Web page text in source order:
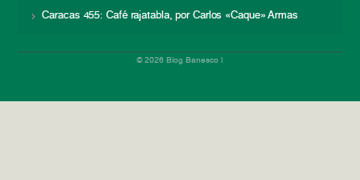
Caracas 455: Café rajatabla, por Carlos «Caque» Armas
© 2026 Blog Banesco |